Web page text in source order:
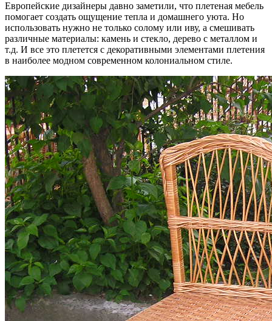
Европейские дизайнеры давно заметили, что плетеная мебель
помогает создать ощущение тепла и домашнего уюта. Но
использовать нужно не только солому или иву, а смешивать
различные материалы: камень и стекло, дерево с металлом и
т.д. И все это плетется с декоративными элементами плетения
в наиболее модном современном колониальном стиле.